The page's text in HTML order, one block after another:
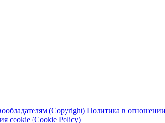
(Copyright) Политика в
cookie (Cookie Policy)